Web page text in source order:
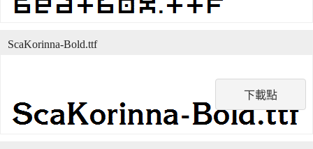
下載點
ScaKorinna-Bold.ttf